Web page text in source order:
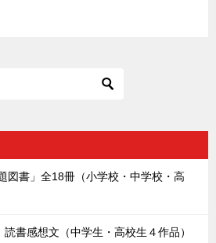
図書」全18冊（小学校・中学校・高
読書感想文（中学生・高校生４作品）